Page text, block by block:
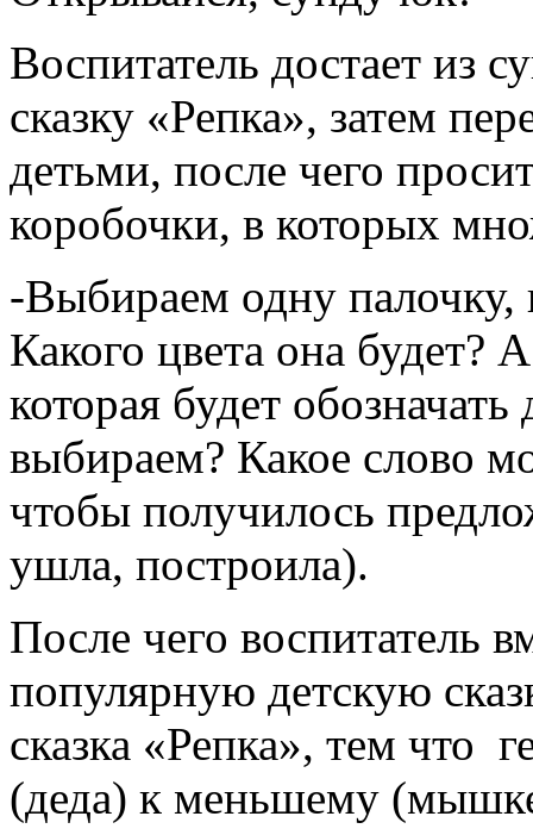
Воспитатель достает из
сказку «Репка», затем
детьми, после чего
коробочки, в которых
-Выбираем одну палочку,
Какого цвета она будет?
которая будет
выбираем? Какое слово
чтобы получилось
ушла, построила).
После чего воспитатель
популярную детскую
сказка «Репка», тем что
(деда) к меньшему